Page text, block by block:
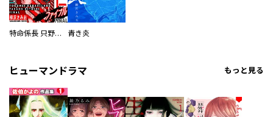
特命係長 只野仁ファイナル 愛蔵版 青き炎
ヒューマンドラマ もっと見る